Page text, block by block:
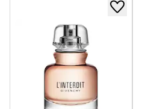
Toilette Originale,
packaging réinventé
inchangée. Fidèle à son
se dévoile dans l'élégant
Gentleman Givenchy,
indémodable d'une